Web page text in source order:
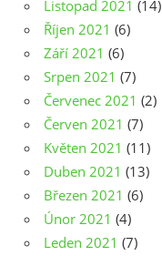
Listopad 2021 (14)
Říjen 2021 (6)
Září 2021 (6)
Srpen 2021 (7)
Červenec 2021 (2)
Červen 2021 (7)
Květen 2021 (11)
Duben 2021 (13)
Březen 2021 (6)
Únor 2021 (4)
Leden 2021 (7)